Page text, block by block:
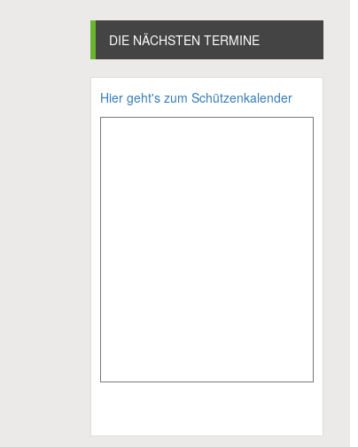
DIE NÄCHSTEN TERMINE
Hier geht's zum Schützenkalender